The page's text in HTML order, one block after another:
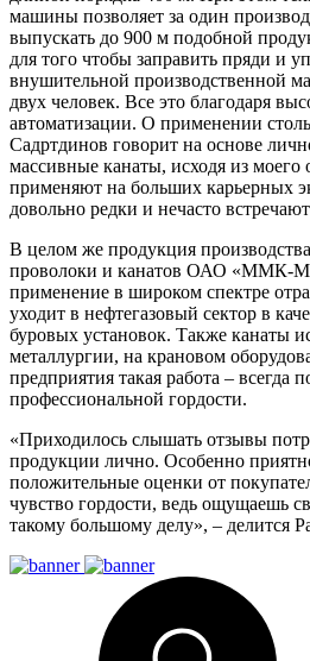
машины позволяет за один
выпускать до 900 м подобной
для того чтобы заправить пряди и
внушительной производственной
двух человек. Все это благодаря
автоматизации. О применении
Садртдинов говорит на основе
массивные канаты, исходя из моего
применяют на больших карьерных
довольно редки и нечасто
В целом же продукция
проволоки и канатов ОАО «ММК-
применение в широком спектре
уходит в нефтегазовый сектор в
буровых установок. Также канаты
металлургии, на крановом
предприятия такая работа – всегда
профессиональной гордости.
«Приходилось слышать отзывы
продукции лично. Особенно
положительные оценки от
чувство гордости, ведь ощущаешь
такому большому делу», – делится